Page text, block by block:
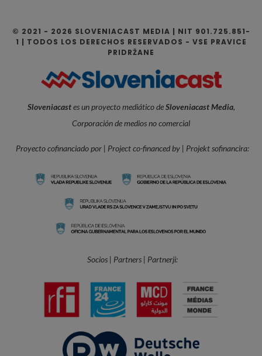
© 2021 - 2026 SLOVENIACAST MEDIA | NIT 901.725.851-
1 | TODOS LOS DERECHOS RESERVADOS - VSE PRAVICE
PRIDRŽANE
Sloveniacastes un proyecto mediático deSloveniacast Media,
Corporación de medios no comercial
Proyecto cofinanciado por | Project co-financed by | Projekt sofinancira:
Socios | Partners | Partnerji: